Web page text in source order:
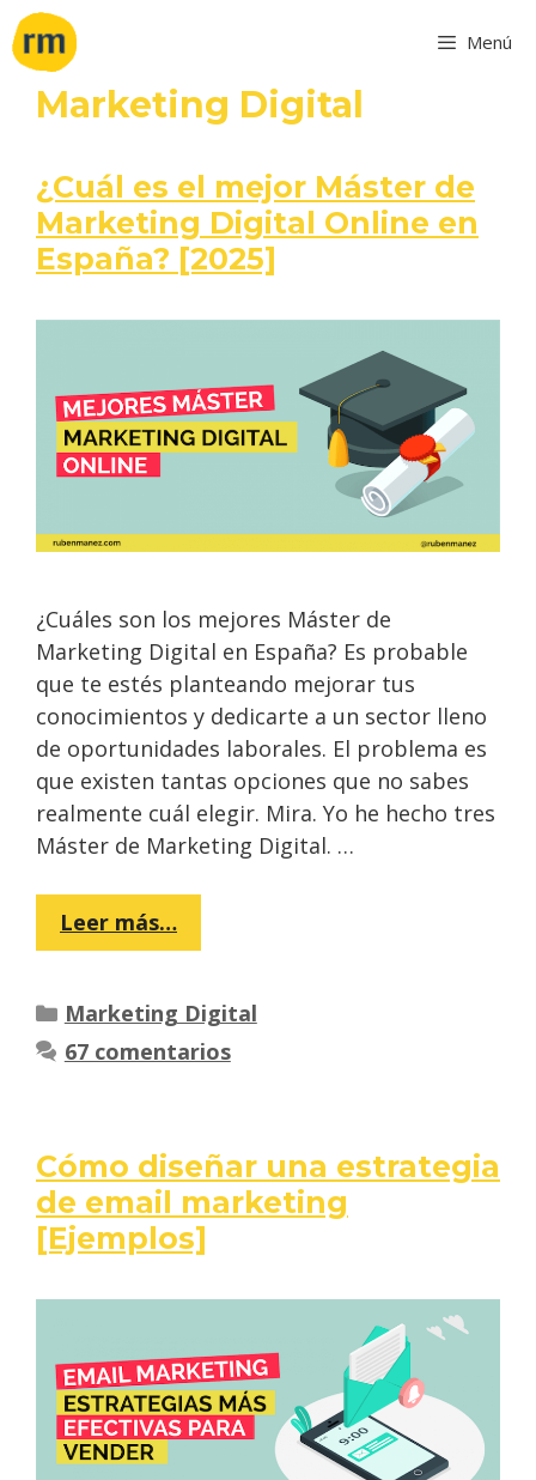
Saltar
al
contenido
Menú
Marketing Digital
¿Cuál es el mejor Máster de
Marketing Digital Online en
España? [2025]
¿Cuáles son los mejores Máster de
Marketing Digital en España? Es probable
que te estés planteando mejorar tus
conocimientos y dedicarte a un sector lleno
de oportunidades laborales. El problema es
que existen tantas opciones que no sabes
realmente cuál elegir. Mira. Yo he hecho tres
Máster de Marketing Digital. …
Leer más…
Categorías
Marketing Digital
67 comentarios
Cómo diseñar una estrategia
de email marketing
[Ejemplos]